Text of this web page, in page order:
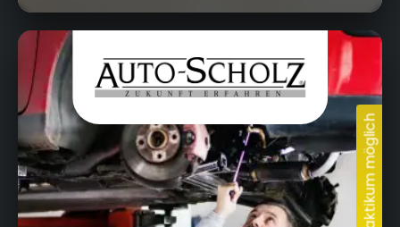
Adalbert-Raps-Straße 4 + Albert-
Ruckdeschel-Straße 31, 95326 Kulmbach